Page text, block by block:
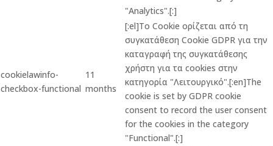
"Analytics".[:]
cookielawinfo-
checkbox-functional
11
months
[:el]Το Cookie ορίζεται από τη
συγκατάθεση Cookie GDPR για την
καταγραφή της συγκατάθεσης
χρήστη για τα cookies στην
κατηγορία "Λειτουργικό".[:en]The
cookie is set by GDPR cookie
consent to record the user consent
for the cookies in the category
"Functional".[:]